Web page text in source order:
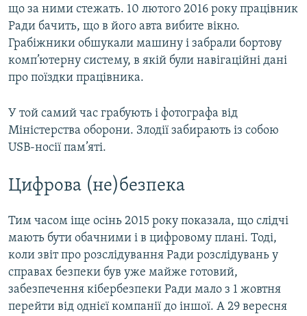
що за ними стежать. 10 лютого 2016 року працівник
Ради бачить, що в його авта вибите вікно.
Грабіжники обшукали машину і забрали бортову
комп’ютерну систему, в якій були навігаційні дані
про поїздки працівника.
У той самий час грабують і фотографа від
Міністерства оборони. Злодії забирають із собою
USB-носії пам’яті.
Цифрова (не)безпека
Тим часом іще осінь 2015 року показала, що слідчі
мають бути обачними і в цифровому плані. Тоді,
коли звіт про розслідування Ради розслідувань у
справах безпеки був уже майже готовий,
забезпечення кібербезпеки Ради мало з 1 жовтня
перейти від однієї компанії до іншої. А 29 вересня